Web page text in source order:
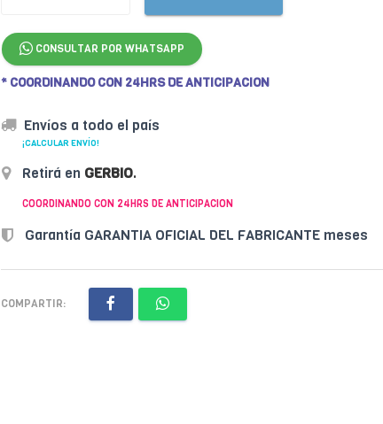
CONSULTAR POR WHATSAPP
* COORDINANDO CON 24HRS DE ANTICIPACION
Envíos a todo el país
¡CALCULAR ENVÍO!
Retirá en GERBIO.
COORDINANDO CON 24HRS DE ANTICIPACION
Garantía GARANTIA OFICIAL DEL FABRICANTE meses
COMPARTIR: